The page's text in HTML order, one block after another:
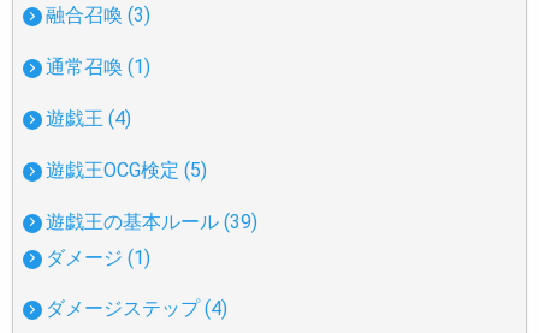
融合召喚 (3)
通常召喚 (1)
遊戯王 (4)
遊戯王OCG検定 (5)
遊戯王の基本ルール (39)
ダメージ (1)
ダメージステップ (4)